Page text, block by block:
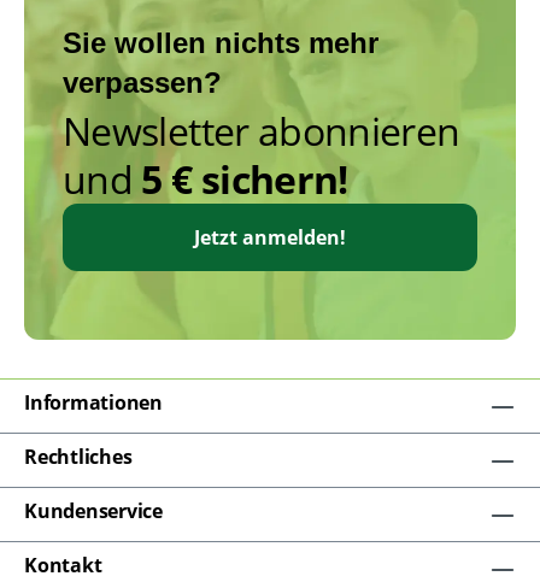
Sie wollen nichts mehr
verpassen?
Newsletter abonnieren
und 5 € sichern!
Jetzt anmelden!
Informationen
Rechtliches
Kundenservice
Kontakt